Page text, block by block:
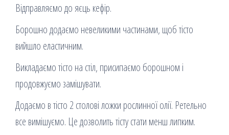
Відправляємо до яєць кефір.
Борошно додаємо невеликими частинами, щоб тісто
вийшло еластичним.
Викладаємо тісто на стіл, присипаємо борошном і
продовжуємо замішувати.
Додаємо в тісто 2 столові ложки рослинної олії. Ретельно
все вимішуємо. Це дозволить тісту стати менш липким.